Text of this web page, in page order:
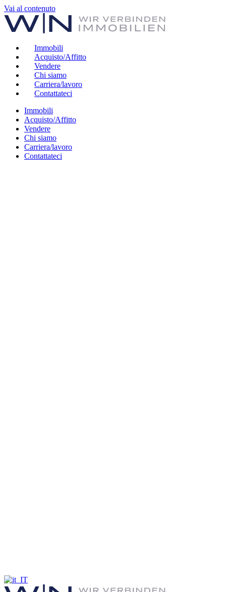
Vai al contenuto
Immobili
Acquisto/Affitto
Vendere
Chi siamo
Carriera/lavoro
Contattateci
Immobili
Acquisto/Affitto
Vendere
Chi siamo
Carriera/lavoro
Contattateci